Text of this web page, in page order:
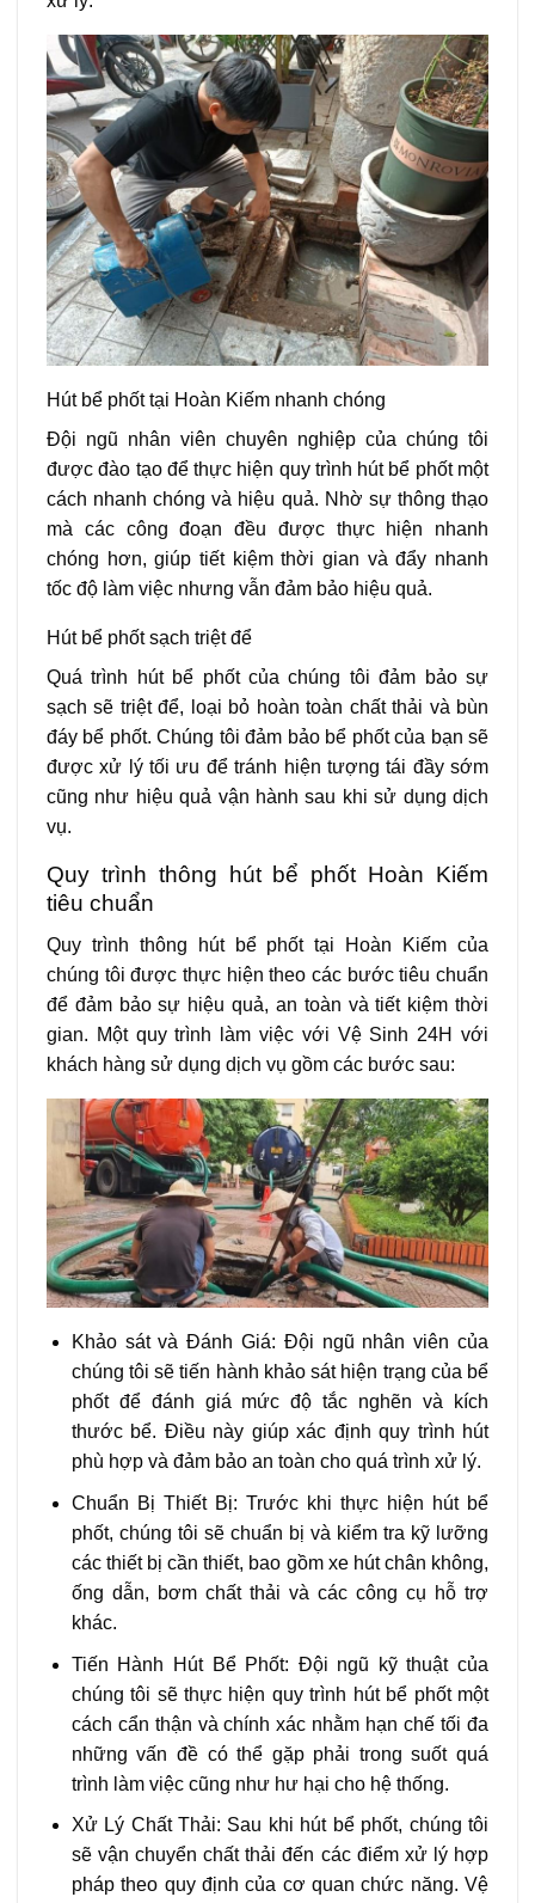
Hút bể phốt tại Hoàn Kiếm nhanh chóng
Đội ngũ nhân viên chuyên nghiệp của chúng tôi
được đào tạo để thực hiện quy trình hút bể phốt một
cách nhanh chóng và hiệu quả. Nhờ sự thông thạo
mà các công đoạn đều được thực hiện nhanh
chóng hơn, giúp tiết kiệm thời gian và đẩy nhanh
tốc độ làm việc nhưng vẫn đảm bảo hiệu quả.
Hút bể phốt sạch triệt để
Quá trình hút bể phốt của chúng tôi đảm bảo sự
sạch sẽ triệt để, loại bỏ hoàn toàn chất thải và bùn
đáy bể phốt. Chúng tôi đảm bảo bể phốt của bạn sẽ
được xử lý tối ưu để tránh hiện tượng tái đầy sớm
cũng như hiệu quả vận hành sau khi sử dụng dịch
vụ.
Quy trình thông hút bể phốt Hoàn Kiếm
tiêu chuẩn
Quy trình thông hút bể phốt tại Hoàn Kiếm của
chúng tôi được thực hiện theo các bước tiêu chuẩn
để đảm bảo sự hiệu quả, an toàn và tiết kiệm thời
gian. Một quy trình làm việc với Vệ Sinh 24H với
khách hàng sử dụng dịch vụ gồm các bước sau:
Khảo sát và Đánh Giá: Đội ngũ nhân viên của
chúng tôi sẽ tiến hành khảo sát hiện trạng của bể
phốt để đánh giá mức độ tắc nghẽn và kích
thước bể. Điều này giúp xác định quy trình hút
phù hợp và đảm bảo an toàn cho quá trình xử lý.
Chuẩn Bị Thiết Bị: Trước khi thực hiện hút bể
phốt, chúng tôi sẽ chuẩn bị và kiểm tra kỹ lưỡng
các thiết bị cần thiết, bao gồm xe hút chân không,
ống dẫn, bơm chất thải và các công cụ hỗ trợ
khác.
Tiến Hành Hút Bể Phốt: Đội ngũ kỹ thuật của
chúng tôi sẽ thực hiện quy trình hút bể phốt một
cách cẩn thận và chính xác nhằm hạn chế tối đa
những vấn đề có thể gặp phải trong suốt quá
trình làm việc cũng như hư hại cho hệ thống.
Xử Lý Chất Thải: Sau khi hút bể phốt, chúng tôi
sẽ vận chuyển chất thải đến các điểm xử lý hợp
pháp theo quy định của cơ quan chức năng. Vệ